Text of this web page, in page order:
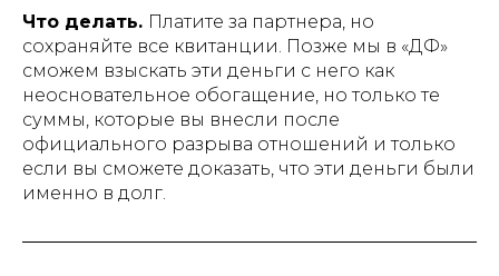
Что делать. Платите за партнера, но
сохраняйте все квитанции. Позже мы в «ДФ»
сможем взыскать эти деньги с него как
неосновательное обогащение, но только те
суммы, которые вы внесли после
официального разрыва отношений и только
если вы сможете доказать, что эти деньги были
именно в долг.